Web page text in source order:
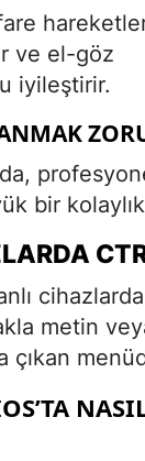
ve el-göz
iyileştirir.
bir
cihazlarda
metin
çıkan